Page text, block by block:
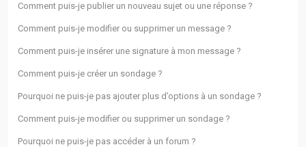
Comment puis-je publier un nouveau sujet ou une réponse ?
Comment puis-je modifier ou supprimer un message ?
Comment puis-je insérer une signature à mon message ?
Comment puis-je créer un sondage ?
Pourquoi ne puis-je pas ajouter plus d’options à un sondage ?
Comment puis-je modifier ou supprimer un sondage ?
Pourquoi ne puis-je pas accéder à un forum ?